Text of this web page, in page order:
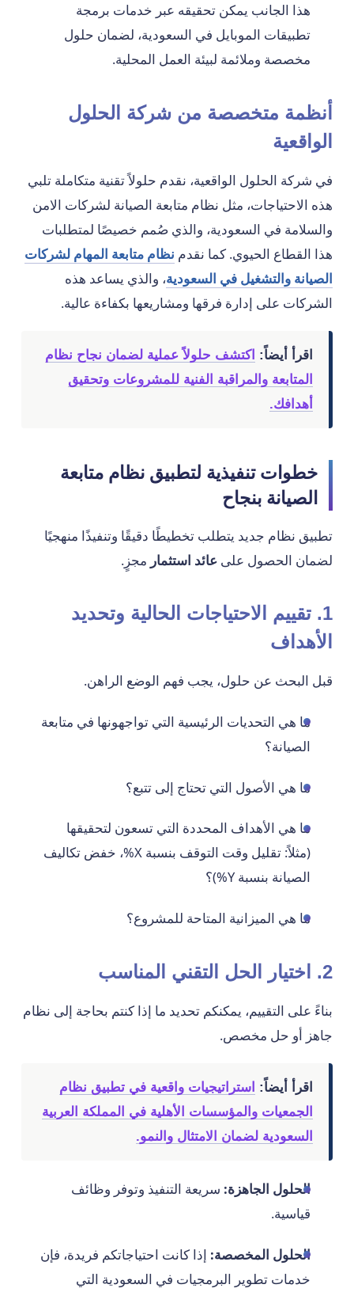
هذا الجانب يمكن تحقيقه عبر خدمات برمجة
تطبيقات الموبايل في السعودية، لضمان حلول
مخصصة وملائمة لبيئة العمل المحلية.
أنظمة متخصصة من شركة الحلول
الواقعية
في شركة الحلول الواقعية، نقدم حلولاً تقنية متكاملة تلبي
هذه الاحتياجات، مثل نظام متابعة الصيانة لشركات الامن
والسلامة في السعودية، والذي صُمم خصيصًا لمتطلبات
هذا القطاع الحيوي. كما نقدم نظام متابعة المهام لشركات
الصيانة والتشغيل في السعودية، والذي يساعد هذه
الشركات على إدارة فرقها ومشاريعها بكفاءة عالية.
اقرأ أيضاً: اكتشف حلولاً عملية لضمان نجاح نظام
المتابعة والمراقبة الفنية للمشروعات وتحقيق
أهدافك.
خطوات تنفيذية لتطبيق نظام متابعة
الصيانة بنجاح
تطبيق نظام جديد يتطلب تخطيطًا دقيقًا وتنفيذًا منهجيًا
لضمان الحصول على عائد استثمار مجزٍ.
1. تقييم الاحتياجات الحالية وتحديد
الأهداف
قبل البحث عن حلول، يجب فهم الوضع الراهن.
ما هي التحديات الرئيسية التي تواجهونها في متابعة
الصيانة؟
ما هي الأصول التي تحتاج إلى تتبع؟
ما هي الأهداف المحددة التي تسعون لتحقيقها
(مثلاً: تقليل وقت التوقف بنسبة X%، خفض تكاليف
الصيانة بنسبة Y%)؟
ما هي الميزانية المتاحة للمشروع؟
2. اختيار الحل التقني المناسب
بناءً على التقييم، يمكنكم تحديد ما إذا كنتم بحاجة إلى نظام
جاهز أو حل مخصص.
اقرأ أيضاً:
استراتيجيات واقعية في تطبيق نظام
الجمعيات والمؤسسات الأهلية في المملكة العربية
السعودية لضمان الامتثال والنمو.
الحلول الجاهزة: سريعة التنفيذ وتوفر وظائف
قياسية.
الحلول المخصصة: إذا كانت احتياجاتكم فريدة، فإن
خدمات تطوير البرمجيات في السعودية التي